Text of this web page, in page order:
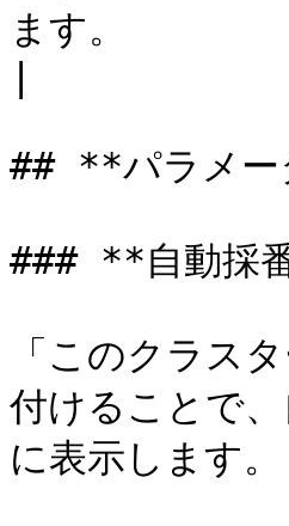
ます。
## **パラメ
### **自動採
「このクラス
付けることで
に表示します。